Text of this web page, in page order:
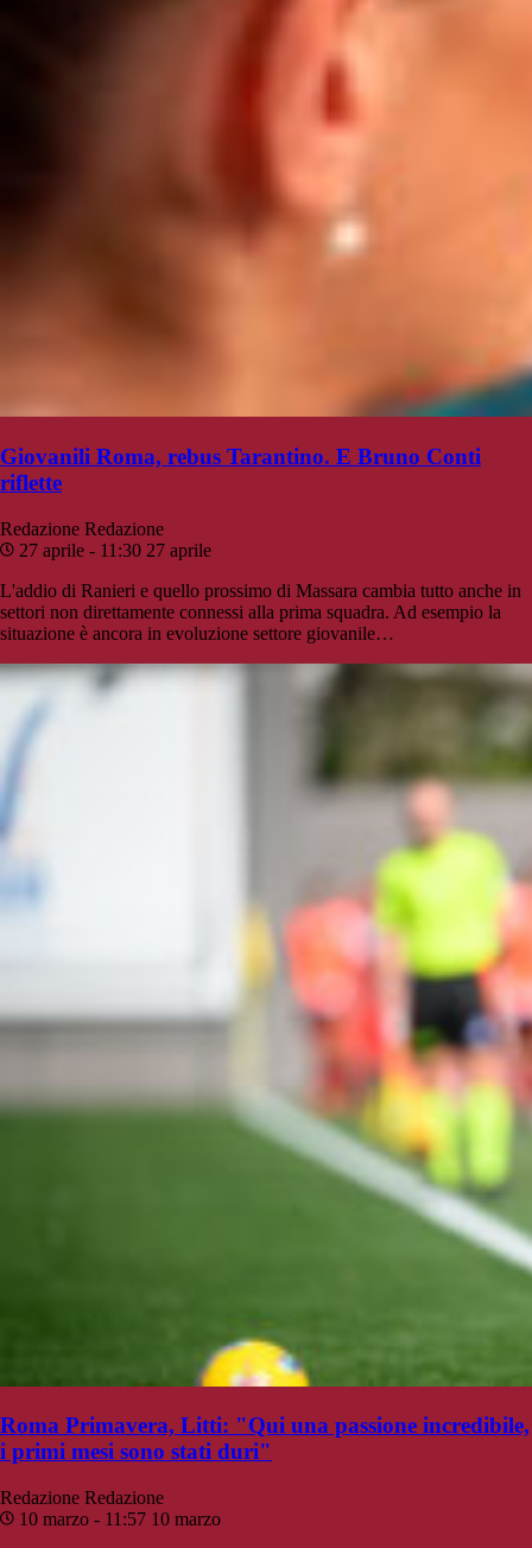
Giovanili Roma, rebus Tarantino. E Bruno Conti
riflette
Redazione Redazione
27 aprile - 11:30 27 aprile
L'addio di Ranieri e quello prossimo di Massara cambia tutto anche in
settori non direttamente connessi alla prima squadra. Ad esempio la
situazione è ancora in evoluzione settore giovanile…
Roma Primavera, Litti: "Qui una passione incredibile,
i primi mesi sono stati duri"
Redazione Redazione
10 marzo - 11:57 10 marzo